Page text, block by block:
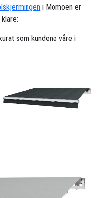
i Momoen er
som kundene våre i